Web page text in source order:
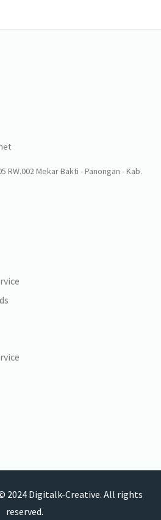
RW.002 Mekar Bakti - Panongan - Kab.
2024 Digitalk-Creative. All rights
reserved.